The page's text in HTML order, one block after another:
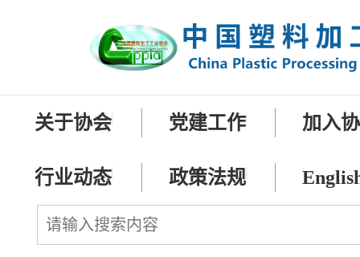
关于协会 党建工作 加入
行业动态 政策法规